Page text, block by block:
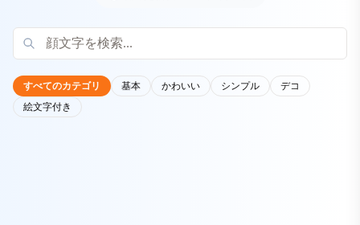
すべてのカテゴリ 基本 かわいい シンプル
デコ
絵文字付き